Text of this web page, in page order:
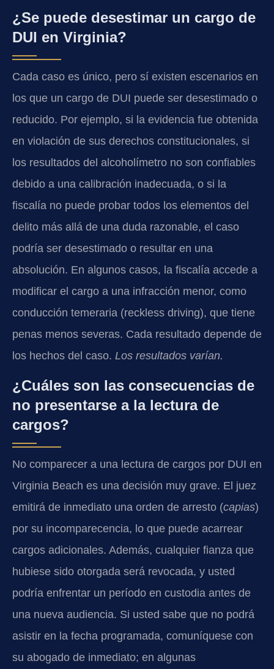
¿Se puede desestimar un cargo de
DUI en Virginia?
Cada caso es único, pero sí existen escenarios en
los que un cargo de DUI puede ser desestimado o
reducido. Por ejemplo, si la evidencia fue obtenida
en violación de sus derechos constitucionales, si
los resultados del alcoholímetro no son confiables
debido a una calibración inadecuada, o si la
fiscalía no puede probar todos los elementos del
delito más allá de una duda razonable, el caso
podría ser desestimado o resultar en una
absolución. En algunos casos, la fiscalía accede a
modificar el cargo a una infracción menor, como
conducción temeraria (reckless driving), que tiene
penas menos severas. Cada resultado depende de
los hechos del caso. Los resultados varían.
¿Cuáles son las consecuencias de
no presentarse a la lectura de
cargos?
No comparecer a una lectura de cargos por DUI en
Virginia Beach es una decisión muy grave. El juez
emitirá de inmediato una orden de arresto (capias)
por su incomparecencia, lo que puede acarrear
cargos adicionales. Además, cualquier fianza que
hubiese sido otorgada será revocada, y usted
podría enfrentar un período en custodia antes de
una nueva audiencia. Si usted sabe que no podrá
asistir en la fecha programada, comuníquese con
su abogado de inmediato; en algunas